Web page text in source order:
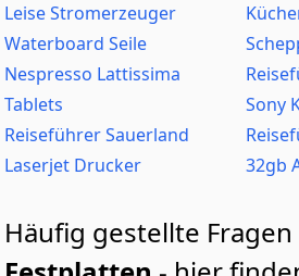
Leise Stromerzeuger
Waterboard Seile
Nespresso Lattissima
Tablets
Sony
Reiseführer Sauerland
Laserjet Drucker
32gb
Häufig gestellte